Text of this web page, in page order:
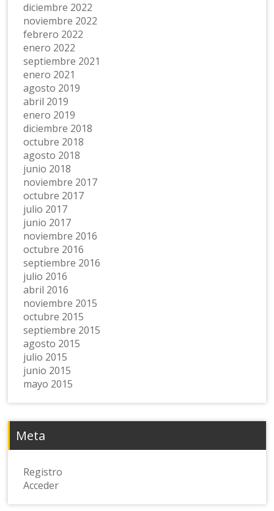
diciembre 2022
noviembre 2022
febrero 2022
enero 2022
septiembre 2021
enero 2021
agosto 2019
abril 2019
enero 2019
diciembre 2018
octubre 2018
agosto 2018
junio 2018
noviembre 2017
octubre 2017
julio 2017
junio 2017
noviembre 2016
octubre 2016
septiembre 2016
julio 2016
abril 2016
noviembre 2015
octubre 2015
septiembre 2015
agosto 2015
julio 2015
junio 2015
mayo 2015
Meta
Registro
Acceder